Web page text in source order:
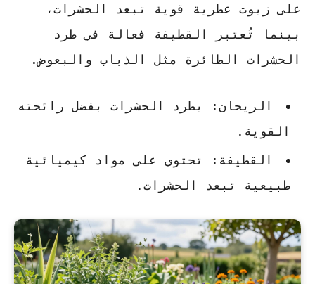
على زيوت عطرية قوية تبعد الحشرات،
بينما تُعتبر القطيفة فعالة في طرد
الحشرات الطائرة مثل الذباب والبعوض.
الريحان: يطرد الحشرات بفضل رائحته
القوية.
القطيفة: تحتوي على مواد كيميائية
طبيعية تبعد الحشرات.